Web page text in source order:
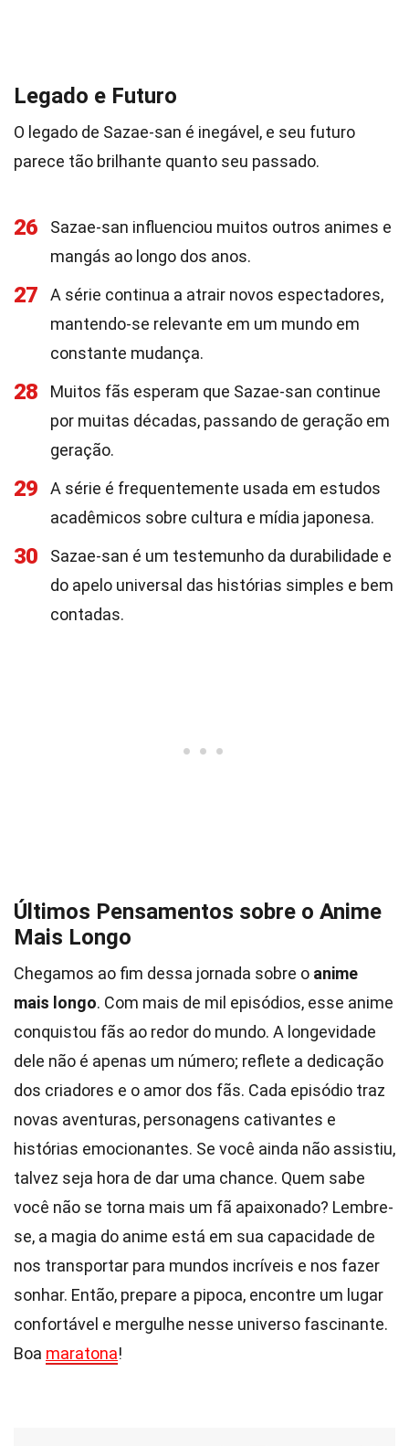
Legado e Futuro
O legado de Sazae-san é inegável, e seu futuro
parece tão brilhante quanto seu passado.
26
Sazae-san influenciou muitos outros animes e
mangás ao longo dos anos.
27
A série continua a atrair novos espectadores,
mantendo-se relevante em um mundo em
constante mudança.
28
Muitos fãs esperam que Sazae-san continue
por muitas décadas, passando de geração em
geração.
29
A série é frequentemente usada em estudos
acadêmicos sobre cultura e mídia japonesa.
30
Sazae-san é um testemunho da durabilidade e
do apelo universal das histórias simples e bem
contadas.
Últimos Pensamentos sobre o Anime
Mais Longo
Chegamos ao fim dessa jornada sobre o anime
mais longo. Com mais de mil episódios, esse anime
conquistou fãs ao redor do mundo. A longevidade
dele não é apenas um número; reflete a dedicação
dos criadores e o amor dos fãs. Cada episódio traz
novas aventuras, personagens cativantes e
histórias emocionantes. Se você ainda não assistiu,
talvez seja hora de dar uma chance. Quem sabe
você não se torna mais um fã apaixonado? Lembre-
se, a magia do anime está em sua capacidade de
nos transportar para mundos incríveis e nos fazer
sonhar. Então, prepare a pipoca, encontre um lugar
confortável e mergulhe nesse universo fascinante.
Boa maratona!